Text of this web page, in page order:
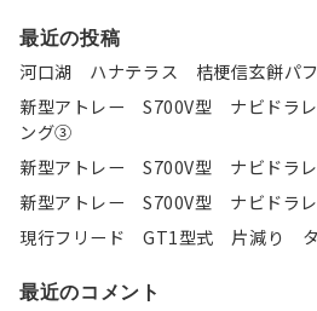
最近の投稿
河口湖 ハナテラス 桔梗信玄餅パ
新型アトレー S700V型 ナビドラレ
ング③
新型アトレー S700V型 ナビドラ
新型アトレー S700V型 ナビドラ
現行フリード GT1型式 片減り タ
最近のコメント